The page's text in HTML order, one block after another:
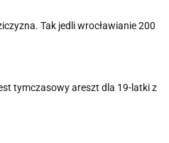
Tak jedli wrocławianie 200
tymczasowy areszt dla 19-latki z